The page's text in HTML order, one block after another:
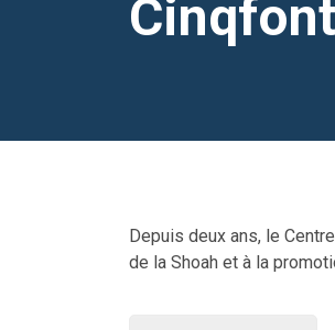
Depuis deux ans, le
de la Shoah et à la